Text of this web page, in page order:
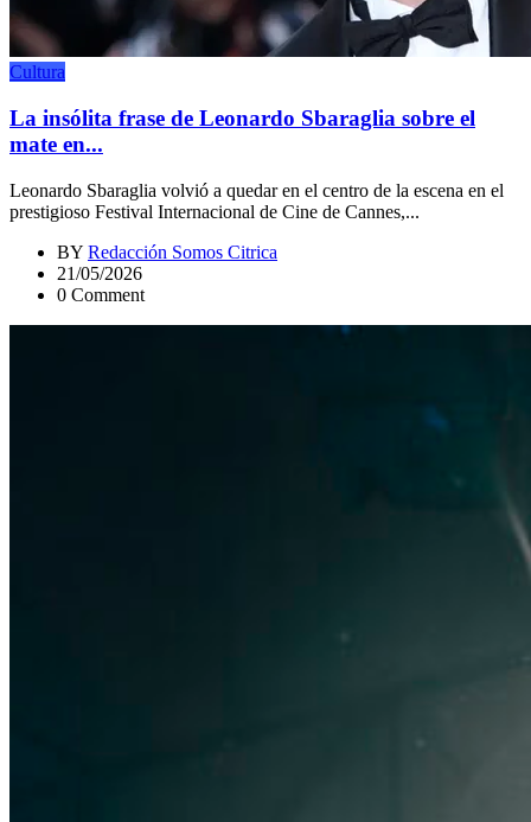
Cultura
La insólita frase de Leonardo Sbaraglia sobre el
mate en...
Leonardo Sbaraglia volvió a quedar en el centro de la escena en el
prestigioso Festival Internacional de Cine de Cannes,...
BY Redacción Somos Citrica
21/05/2026
0 Comment